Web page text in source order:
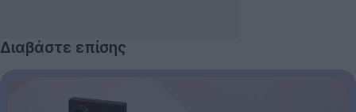
Διαβάστε επίσης